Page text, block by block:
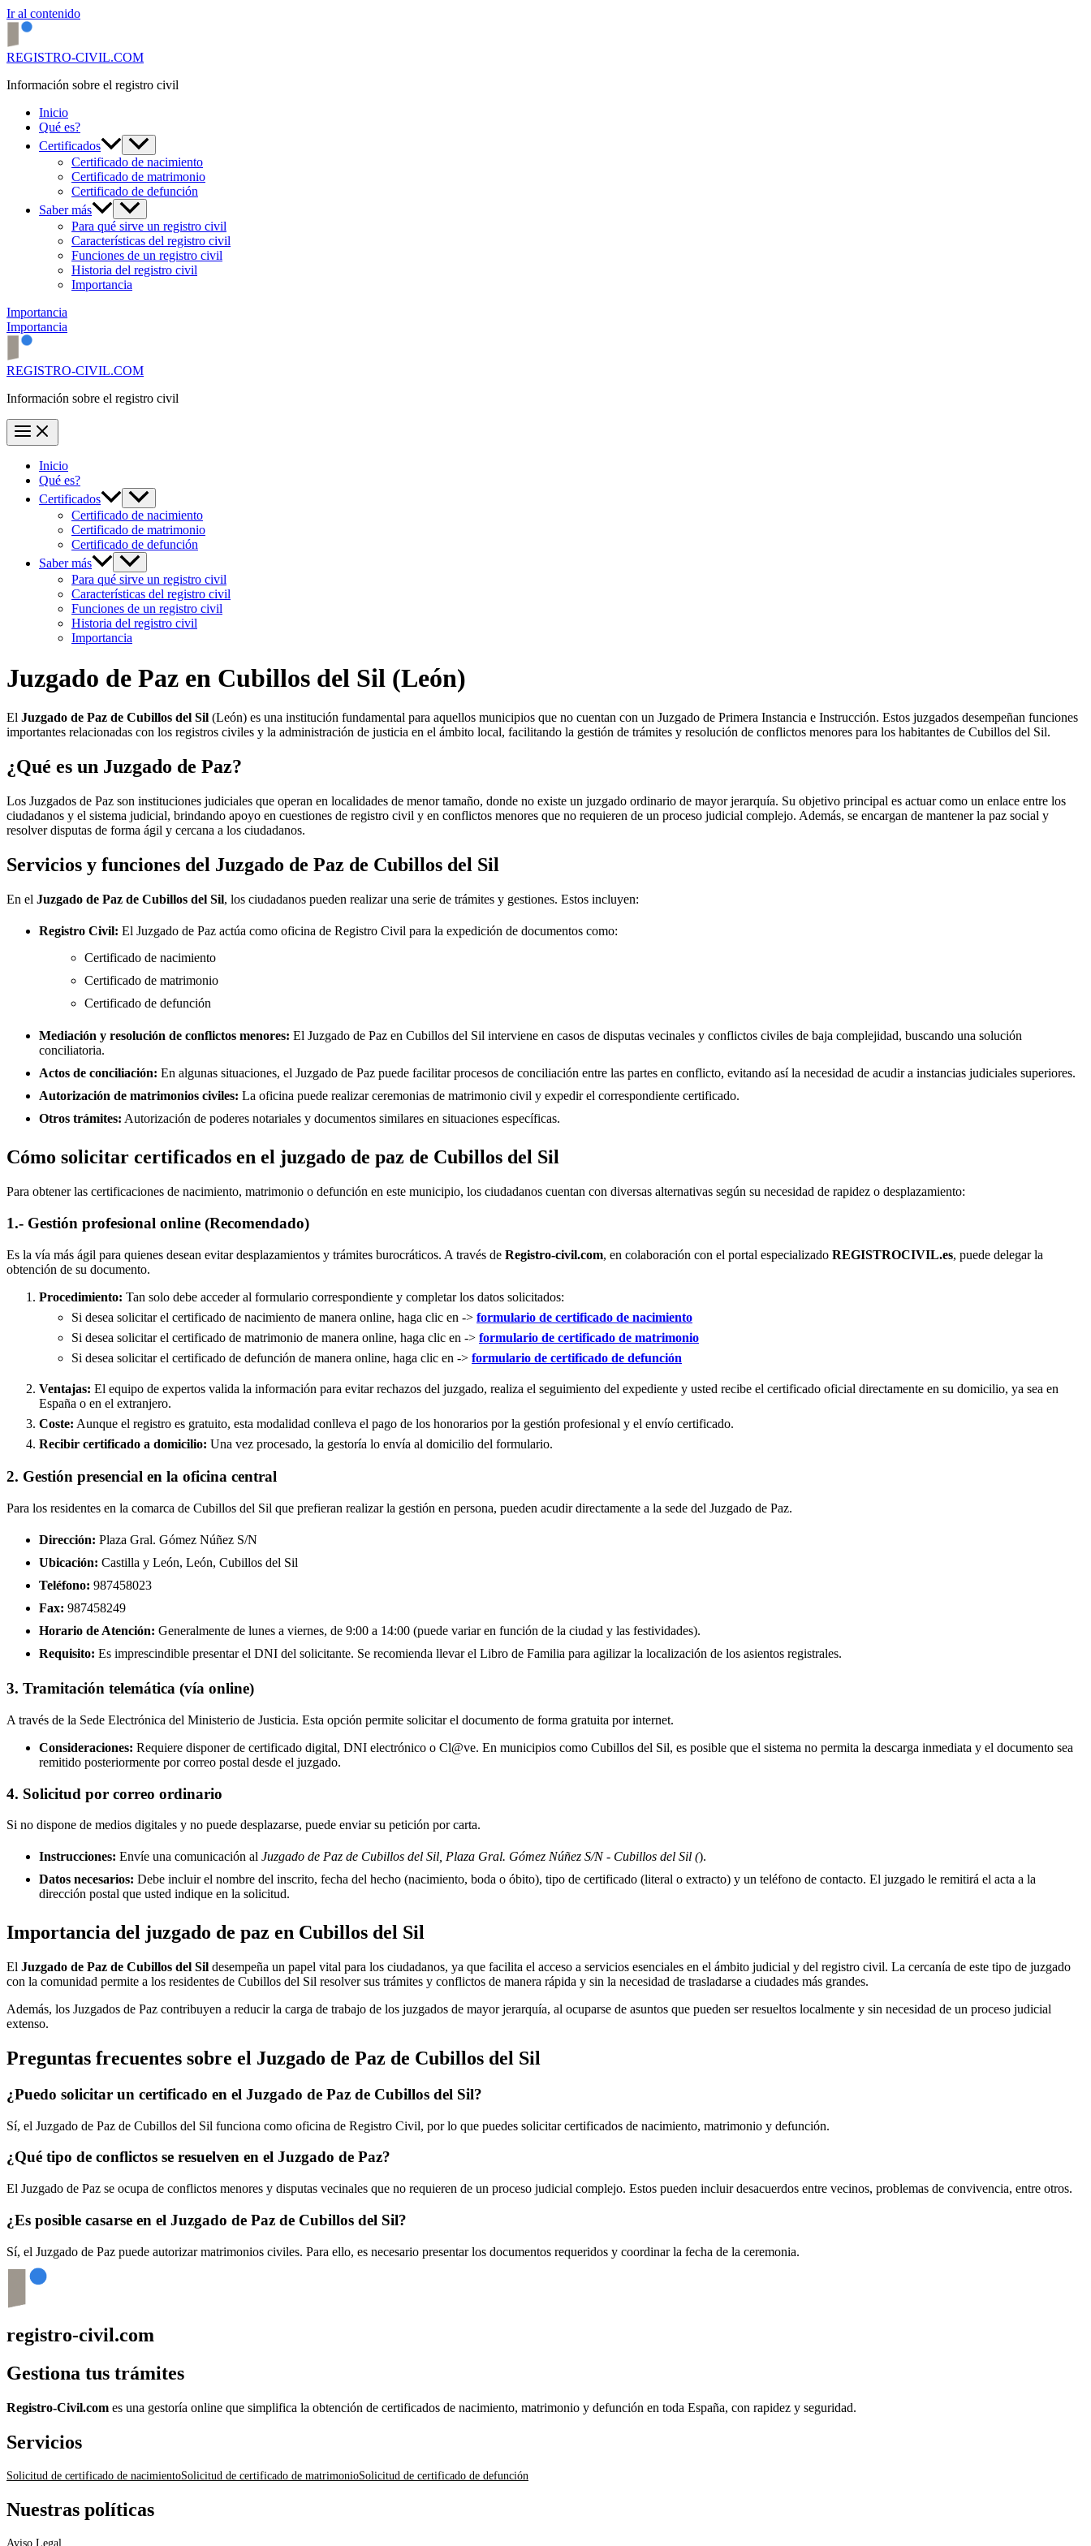
Ir al contenido
REGISTRO-CIVIL.COM
Información sobre el registro civil
Inicio
Qué es?
Certificados
Certificado de nacimiento
Certificado de matrimonio
Certificado de defunción
Saber más
Para qué sirve un registro civil
Características del registro civil
Funciones de un registro civil
Historia del registro civil
Importancia
Importancia
Importancia
REGISTRO-CIVIL.COM
Información sobre el registro civil
Inicio
Qué es?
Certificados
Certificado de nacimiento
Certificado de matrimonio
Certificado de defunción
Saber más
Para qué sirve un registro civil
Características del registro civil
Funciones de un registro civil
Historia del registro civil
Importancia
Juzgado de Paz en Cubillos del Sil (León)
El Juzgado de Paz de Cubillos del Sil (León) es una institución fundamental para aquellos municipios que no cuentan con un Juzgado de Primera Instancia e Instrucción. Estos juzgados desempeñan funciones
importantes relacionadas con los registros civiles y la administración de justicia en el ámbito local, facilitando la gestión de trámites y resolución de conflictos menores para los habitantes de Cubillos del Sil.
¿Qué es un Juzgado de Paz?
Los Juzgados de Paz son instituciones judiciales que operan en localidades de menor tamaño, donde no existe un juzgado ordinario de mayor jerarquía. Su objetivo principal es actuar como un enlace entre los
ciudadanos y el sistema judicial, brindando apoyo en cuestiones de registro civil y en conflictos menores que no requieren de un proceso judicial complejo. Además, se encargan de mantener la paz social y
resolver disputas de forma ágil y cercana a los ciudadanos.
Servicios y funciones del Juzgado de Paz de Cubillos del Sil
En el Juzgado de Paz de Cubillos del Sil, los ciudadanos pueden realizar una serie de trámites y gestiones. Estos incluyen:
Registro Civil: El Juzgado de Paz actúa como oficina de Registro Civil para la expedición de documentos como:
Certificado de nacimiento
Certificado de matrimonio
Certificado de defunción
Mediación y resolución de conflictos menores: El Juzgado de Paz en Cubillos del Sil interviene en casos de disputas vecinales y conflictos civiles de baja complejidad, buscando una solución
conciliatoria.
Actos de conciliación: En algunas situaciones, el Juzgado de Paz puede facilitar procesos de conciliación entre las partes en conflicto, evitando así la necesidad de acudir a instancias judiciales superiores.
Autorización de matrimonios civiles: La oficina puede realizar ceremonias de matrimonio civil y expedir el correspondiente certificado.
Otros trámites: Autorización de poderes notariales y documentos similares en situaciones específicas.
Cómo solicitar certificados en el juzgado de paz de Cubillos del Sil
Para obtener las certificaciones de nacimiento, matrimonio o defunción en este municipio, los ciudadanos cuentan con diversas alternativas según su necesidad de rapidez o desplazamiento:
1.- Gestión profesional online (Recomendado)
Es la vía más ágil para quienes desean evitar desplazamientos y trámites burocráticos. A través de Registro-civil.com, en colaboración con el portal especializado REGISTROCIVIL.es, puede delegar la
obtención de su documento.
Procedimiento: Tan solo debe acceder al formulario correspondiente y completar los datos solicitados:
Si desea solicitar el certificado de nacimiento de manera online, haga clic en -> formulario de certificado de nacimiento
Si desea solicitar el certificado de matrimonio de manera online, haga clic en -> formulario de certificado de matrimonio
Si desea solicitar el certificado de defunción de manera online, haga clic en -> formulario de certificado de defunción
Ventajas: El equipo de expertos valida la información para evitar rechazos del juzgado, realiza el seguimiento del expediente y usted recibe el certificado oficial directamente en su domicilio, ya sea en
España o en el extranjero.
Coste: Aunque el registro es gratuito, esta modalidad conlleva el pago de los honorarios por la gestión profesional y el envío certificado.
Recibir certificado a domicilio: Una vez procesado, la gestoría lo envía al domicilio del formulario.
2. Gestión presencial en la oficina central
Para los residentes en la comarca de Cubillos del Sil que prefieran realizar la gestión en persona, pueden acudir directamente a la sede del Juzgado de Paz.
Dirección: Plaza Gral. Gómez Núñez S/N
Ubicación: Castilla y León, León, Cubillos del Sil
Teléfono: 987458023
Fax: 987458249
Horario de Atención: Generalmente de lunes a viernes, de 9:00 a 14:00 (puede variar en función de la ciudad y las festividades).
Requisito: Es imprescindible presentar el DNI del solicitante. Se recomienda llevar el Libro de Familia para agilizar la localización de los asientos registrales.
3. Tramitación telemática (vía online)
A través de la Sede Electrónica del Ministerio de Justicia. Esta opción permite solicitar el documento de forma gratuita por internet.
Consideraciones: Requiere disponer de certificado digital, DNI electrónico o Cl@ve. En municipios como Cubillos del Sil, es posible que el sistema no permita la descarga inmediata y el documento sea
remitido posteriormente por correo postal desde el juzgado.
4. Solicitud por correo ordinario
Si no dispone de medios digitales y no puede desplazarse, puede enviar su petición por carta.
Instrucciones: Envíe una comunicación al Juzgado de Paz de Cubillos del Sil, Plaza Gral. Gómez Núñez S/N - Cubillos del Sil ().
Datos necesarios: Debe incluir el nombre del inscrito, fecha del hecho (nacimiento, boda o óbito), tipo de certificado (literal o extracto) y un teléfono de contacto. El juzgado le remitirá el acta a la
dirección postal que usted indique en la solicitud.
Importancia del juzgado de paz en Cubillos del Sil
El Juzgado de Paz de Cubillos del Sil desempeña un papel vital para los ciudadanos, ya que facilita el acceso a servicios esenciales en el ámbito judicial y del registro civil. La cercanía de este tipo de juzgado
con la comunidad permite a los residentes de Cubillos del Sil resolver sus trámites y conflictos de manera rápida y sin la necesidad de trasladarse a ciudades más grandes.
Además, los Juzgados de Paz contribuyen a reducir la carga de trabajo de los juzgados de mayor jerarquía, al ocuparse de asuntos que pueden ser resueltos localmente y sin necesidad de un proceso judicial
extenso.
Preguntas frecuentes sobre el Juzgado de Paz de Cubillos del Sil
¿Puedo solicitar un certificado en el Juzgado de Paz de Cubillos del Sil?
Sí, el Juzgado de Paz de Cubillos del Sil funciona como oficina de Registro Civil, por lo que puedes solicitar certificados de nacimiento, matrimonio y defunción.
¿Qué tipo de conflictos se resuelven en el Juzgado de Paz?
El Juzgado de Paz se ocupa de conflictos menores y disputas vecinales que no requieren de un proceso judicial complejo. Estos pueden incluir desacuerdos entre vecinos, problemas de convivencia, entre otros.
¿Es posible casarse en el Juzgado de Paz de Cubillos del Sil?
Sí, el Juzgado de Paz puede autorizar matrimonios civiles. Para ello, es necesario presentar los documentos requeridos y coordinar la fecha de la ceremonia.
registro-civil.com
Gestiona tus trámites
Registro-Civil.com es una gestoría online que simplifica la obtención de certificados de nacimiento, matrimonio y defunción en toda España, con rapidez y seguridad.
Servicios
Solicitud de certificado de nacimientoSolicitud de certificado de matrimonioSolicitud de certificado de defunción
Nuestras políticas
Aviso Legal